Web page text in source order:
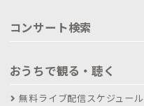
コンサート検索
おうちで観る・聴く
無料ライブ配信スケジュール